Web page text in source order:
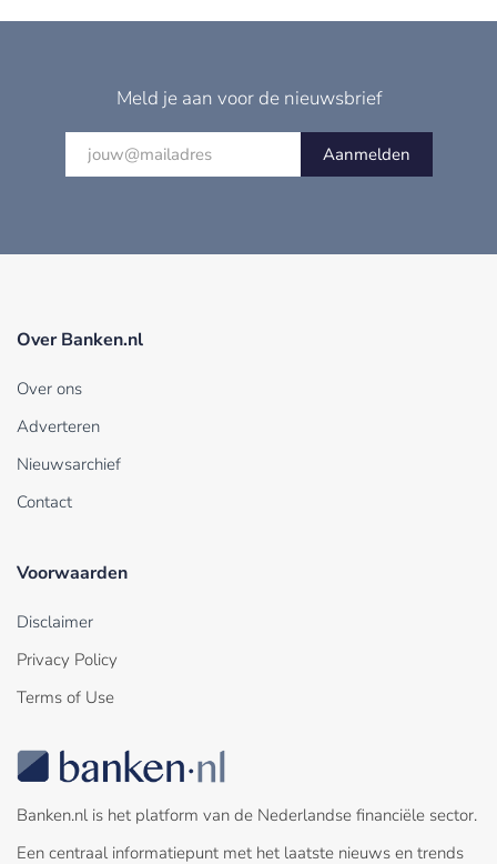
Meld je aan voor de nieuwsbrief
Aanmelden
Over Banken.nl
Over ons
Adverteren
Nieuwsarchief
Contact
Voorwaarden
Disclaimer
Privacy Policy
Terms of Use
Banken.nl is het platform van de Nederlandse financiële sector.
Een centraal informatiepunt met het laatste nieuws en trends